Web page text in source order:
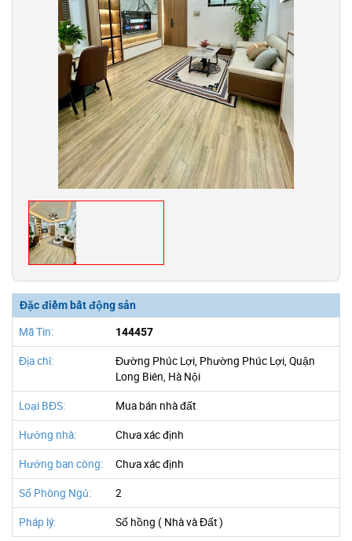
Đặc điểm bất động sản
Mã Tin: 144457
Địa chỉ:
Đường Phúc Lợi, Phường Phúc Lợi, Quận
Long Biên, Hà Nội
Loại BĐS: Mua bán nhà đất
Hướng nhà: Chưa xác định
Hướng ban công: Chưa xác định
Số Phòng Ngủ: 2
Pháp lý: Sổ hồng ( Nhà và Đất )